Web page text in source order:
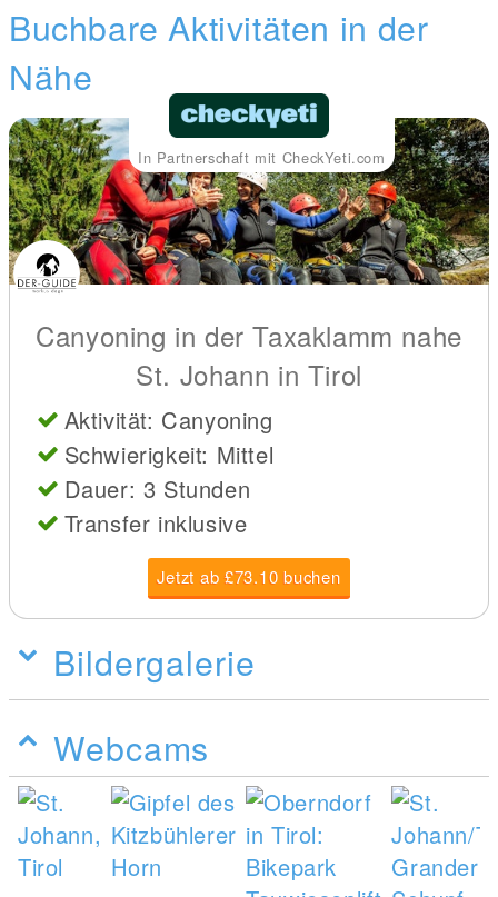
Buchbare Aktivitäten in der
Nähe
In Partnerschaft mit CheckYeti.com
Canyoning in der Taxaklamm nahe
St. Johann in Tirol
Aktivität: Canyoning
Schwierigkeit: Mittel
Dauer: 3 Stunden
Transfer inklusive
Jetzt ab £73.10 buchen
Bildergalerie
Webcams